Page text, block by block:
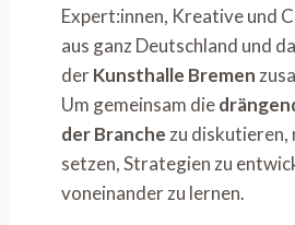
Expert:innen, Kreative und
aus ganz Deutschland und
derKunsthalle Bremen
Um gemeinsam die
der Branche zu diskutieren,
setzen, Strategien zu
voneinander zu lernen.